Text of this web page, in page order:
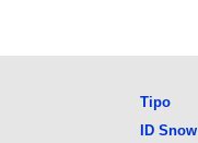
Tipo
ID Snow